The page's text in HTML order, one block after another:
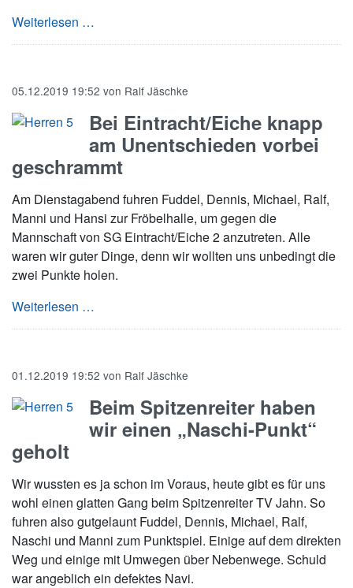
Weiterlesen …
05.12.2019 19:52 von Ralf Jäschke
Bei Eintracht/Eiche knapp
am Unentschieden vorbei
geschrammt
Am Dienstagabend fuhren Fuddel, Dennis, Michael, Ralf,
Manni und Hansi zur Fröbelhalle, um gegen die
Mannschaft von SG Eintracht/Eiche 2 anzutreten. Alle
waren wir guter Dinge, denn wir wollten uns unbedingt die
zwei Punkte holen.
Weiterlesen …
01.12.2019 19:52 von Ralf Jäschke
Beim Spitzenreiter haben
wir einen „Naschi-Punkt“
geholt
Wir wussten es ja schon im Voraus, heute gibt es für uns
wohl einen glatten Gang beim Spitzenreiter TV Jahn. So
fuhren also gutgelaunt Fuddel, Dennis, Michael, Ralf,
Naschi und Manni zum Punktspiel. Einige auf dem direkten
Weg und einige mit Umwegen über Nebenwege. Schuld
war angeblich ein defektes Navi.